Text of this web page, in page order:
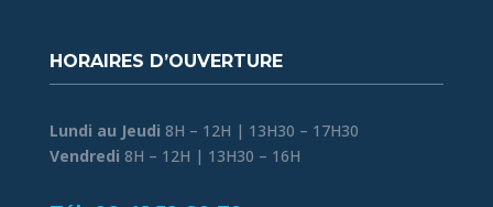
HORAIRES D’OUVERTURE
Lundi au Jeudi 8H – 12H | 13H30 – 17H30
Vendredi 8H – 12H | 13H30 – 16H